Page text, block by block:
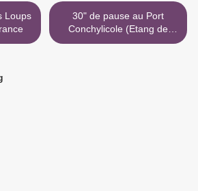
30" de pause au Port
Conchylicole (Etang de
Thau) >